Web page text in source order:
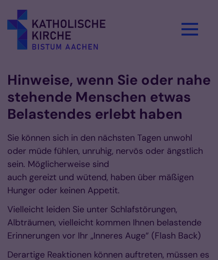
Hinweise, wenn Sie oder nahe
stehende Menschen etwas
Belastendes erlebt haben
Sie können sich in den nächsten Tagen unwohl
oder müde fühlen, unruhig, nervös oder ängstlich
sein. Möglicherweise sind
auch gereizt und wütend, haben über mäßigen
Hunger oder keinen Appetit.
Vielleicht leiden Sie unter Schlafstörungen,
Albträumen, vielleicht kommen Ihnen belastende
Erinnerungen vor Ihr „Inneres Auge“ (Flash Back)
Derartige Reaktionen können auftreten, müssen es